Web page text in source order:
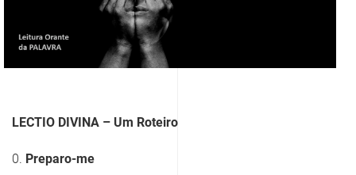
LECTIO DIVINA – Um Roteiro
0. Preparo-me